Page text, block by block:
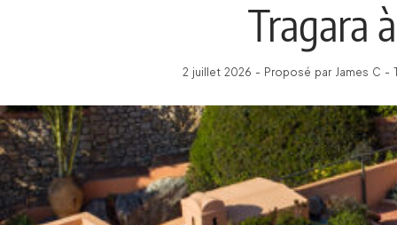
Tragara
2 juillet 2026 - Proposé par James C -